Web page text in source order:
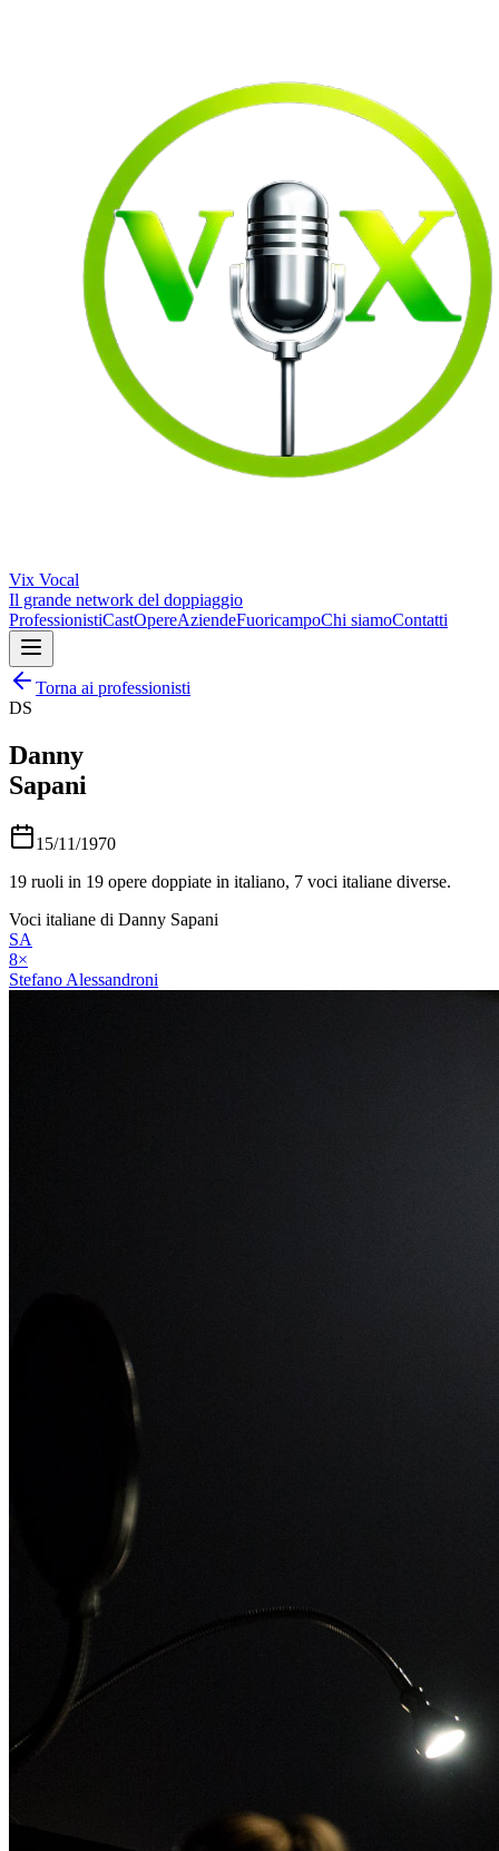
Vix Vocal
Il grande network del doppiaggio
ProfessionistiCastOpereAziendeFuoricampoChi siamoContatti
Torna ai professionisti
DS
Danny
Sapani
15/11/1970
19 ruoli in 19 opere doppiate in italiano, 7 voci italiane diverse.
Voci italiane di Danny Sapani
SA
8×
Stefano Alessandroni